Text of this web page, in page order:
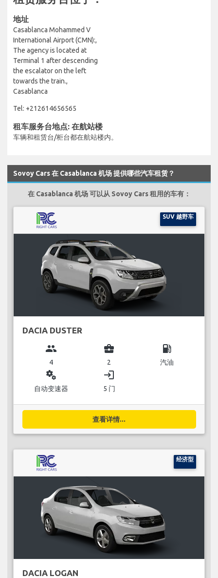
地址
Casablanca Mohammed V
International Airport (CMN):,
The agency is located at
Terminal 1 after descending
the escalator on the left
towards the train.,
Casablanca
Tel: +212614656565
租车服务台地点: 在航站楼
车辆和租赁台/柜台都在航站楼内。
Sovoy Cars 在 Casablanca 机场 提供哪些汽车租赁？
在 Casablanca 机场 可以从 Sovoy Cars 租用的车有：
SUV 越野车
DACIA DUSTER
group
4
business_center
2
local_gas_station
汽油
miscellaneous_services
自动变速器
login
5 门
查看详情...
经济型
DACIA LOGAN